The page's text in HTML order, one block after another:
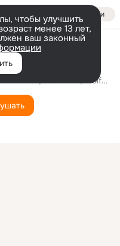
Войти
чтобы улучшить
менее 13 лет,
ваш законный
On Running
Wolfgang Schmid